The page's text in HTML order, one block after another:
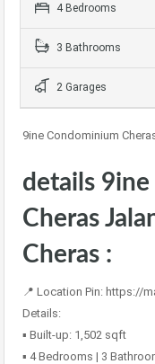
4 Bedrooms
3 Bathrooms
2 Garages
9ine Condominium
details
Cheras
Cheras :
📍 Location Pin: https://
Details:
▪️ Built-up: 1,502 sqft
▪️ 4 Bedrooms | 3